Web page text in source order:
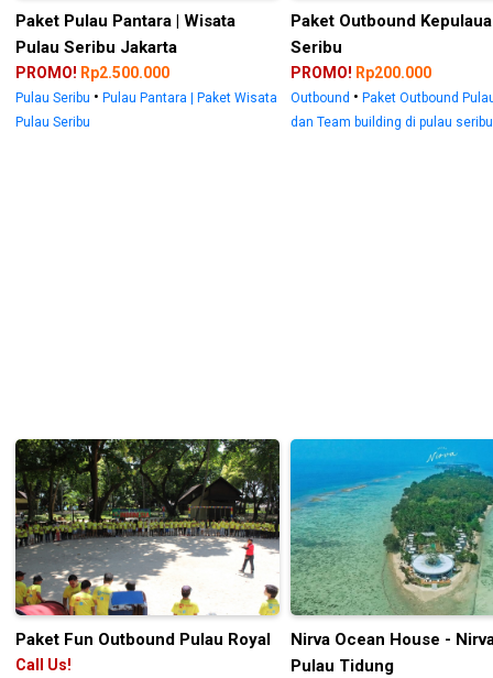
Paket Pulau Pantara | Wisata
Pulau Seribu Jakarta
PROMO! Rp2.500.000
Pulau Seribu • Pulau Pantara | Paket Wisata
Pulau Seribu
Paket Outbound
Seribu
PROMO! Rp200.000
Outbound • Paket Outbound
dan Team building di pulau seribu
Paket Fun Outbound Pulau Royal
Call Us!
Nirva Ocean House -
Pulau Tidung